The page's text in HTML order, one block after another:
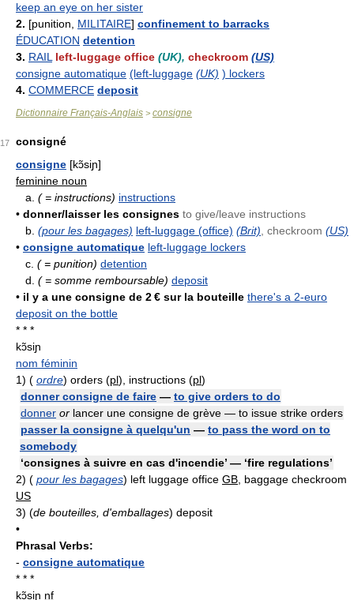
keep an eye on her sister
2. [punition, MILITAIRE] confinement to barracks
ÉDUCATION detention
3. RAIL left-luggage office (UK), checkroom (US)
consigne automatique (left-luggage (UK) ) lockers
4. COMMERCE deposit
Dictionnaire Français-Anglais > consigne
17
consigné
consigne [kɔ̃siɲ]
feminine noun
a. ( = instructions) instructions
• donner/laisser les consignes to give/leave instructions
b. (pour les bagages) left-luggage (office) (Brit) , checkroom (US)
• consigne automatique left-luggage lockers
c. ( = punition) detention
d. ( = somme remboursable) deposit
• il y a une consigne de 2 € sur la bouteille there's a 2-euro
deposit on the bottle
* * *
kɔ̃siɲ
nom féminin
1) ( ordre) orders (pl), instructions (pl)
donner consigne de faire — to give orders to do
donner or lancer une consigne de grève — to issue strike orders
passer la consigne à quelqu'un — to pass the word on to
somebody
‘consignes à suivre en cas d'incendie’ — ‘fire regulations’
2) ( pour les bagages) left luggage office GB , baggage checkroom
US
3) (de bouteilles, d'emballages) deposit
•
Phrasal Verbs:
- consigne automatique
* * *
kɔ̃siɲ nf